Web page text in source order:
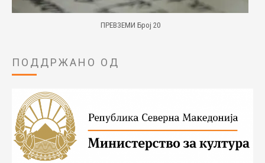
ПРЕВЗЕМИ Број 20
ПОДДРЖАНО ОД